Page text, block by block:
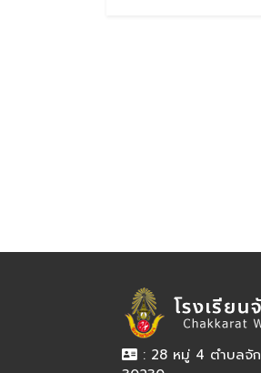
: 28 หมู่ 4 ตำบลจั